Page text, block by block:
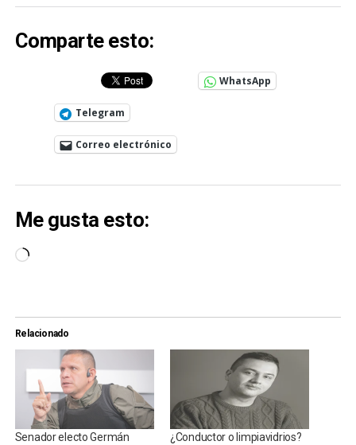
Comparte esto:
WhatsApp
Telegram
Correo electrónico
Me gusta esto:
Cargando...
Relacionado
Senador electo Germán
¿Conductor o limpiavidrios?